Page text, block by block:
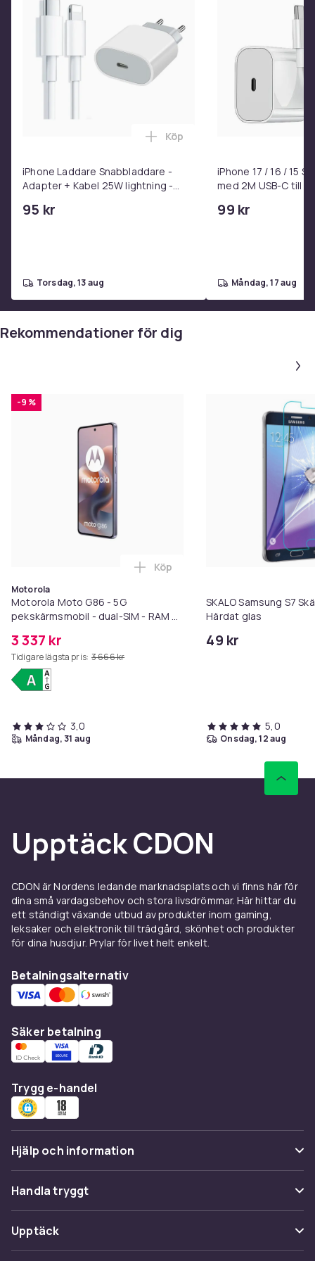
489e86eb-b71b-5e65-ba84-ee55db35a15f
Produktsäkerhetsinformation
iPhone Laddare Snabbladdare -
Adapter + Kabel 25W lightning -
95 kr
Lägg till iPhone Laddare
Köp
torsdag, 13 aug
iPhone 17 / 16 / 15
med 2M USB-C till
99 kr
måndag, 17 aug
Rekommendationer för dig
-9 %
Motorola
Motorola Moto G86 - 5G
pekskärmsmobil - dual-SIM - RAM 8
slot - pOLED-skärm - 6.67" - 2712 x
1220 pixlar (120 Hz)...
3 337 kr
Tidigare lägsta pris: 3 666 kr
Lägg till Motorola Moto G86 -
Köp
3,0
måndag, 31 aug
SKALO Samsung S7
Härdat glas
49 kr
5,0
onsdag, 12 aug
Upptäck CDON
CDON är Nordens ledande marknadsplats och vi finns här för
dina små vardagsbehov och stora livsdrömmar. Här hittar du
ett ständigt växande utbud av produkter inom gaming,
leksaker och elektronik till trädgård, skönhet och produkter
för dina husdjur. Prylar för livet helt enkelt.
Betalningsalternativ
Säker betalning
Trygg e-handel
Hjälp och information
Vanliga frågor
Spåra paket
Ångra & Returnera här
Handla tryggt
Betalning
Leverans
Upptäck